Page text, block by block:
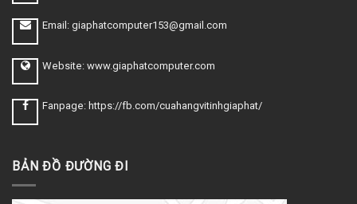
Email: giaphatcomputer153@gmail.com
Website: www.giaphatcomputer.com
Fanpage: https://fb.com/cuahangvitinhgiaphat/
BẢN ĐỒ ĐƯỜNG ĐI